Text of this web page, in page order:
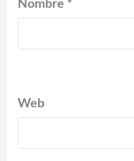
Nombre *
Web